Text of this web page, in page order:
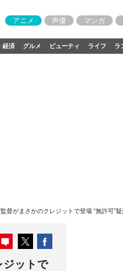
アニメ 声優 マンガ
経済 グルメ ビューティ ライフ ラ
督がまさかのクレジットで登場 “無許可”
ジットで